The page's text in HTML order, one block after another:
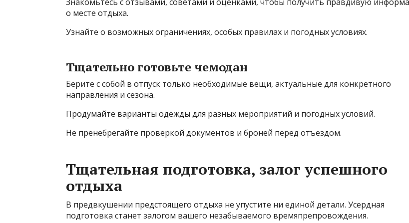
о месте отдыха.
Узнайте о возможных ограничениях, особых правилах и погодных условиях.
Тщательно готовьте чемодан
Берите с собой в отпуск только необходимые вещи, актуальные для конкретного
направления и сезона.
Продумайте варианты одежды для разных мероприятий и погодных условий.
Не пренебрегайте проверкой документов и броней перед отъездом.
Тщательная подготовка, залог успешного
отдыха
В предвкушении предстоящего отдыха не упустите ни единой детали. Усердная
подготовка станет залогом вашего незабываемого времяпрепровождения.